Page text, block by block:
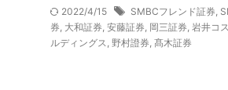
2022/4/15 SMBCフレンド証券,
券, 大和証券, 安藤証券, 岡三証券, 岩井コ
ルディングス, 野村證券, 髙木証券